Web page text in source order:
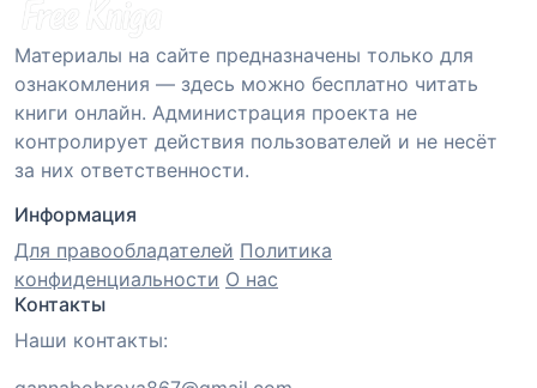
Материалы на сайте предназначены только для
ознакомления — здесь можно бесплатно читать
книги онлайн. Администрация проекта не
контролирует действия пользователей и не несёт
за них ответственности.
Информация
Для правообладателей Политика
конфиденциальности О нас
Контакты
Наши контакты: